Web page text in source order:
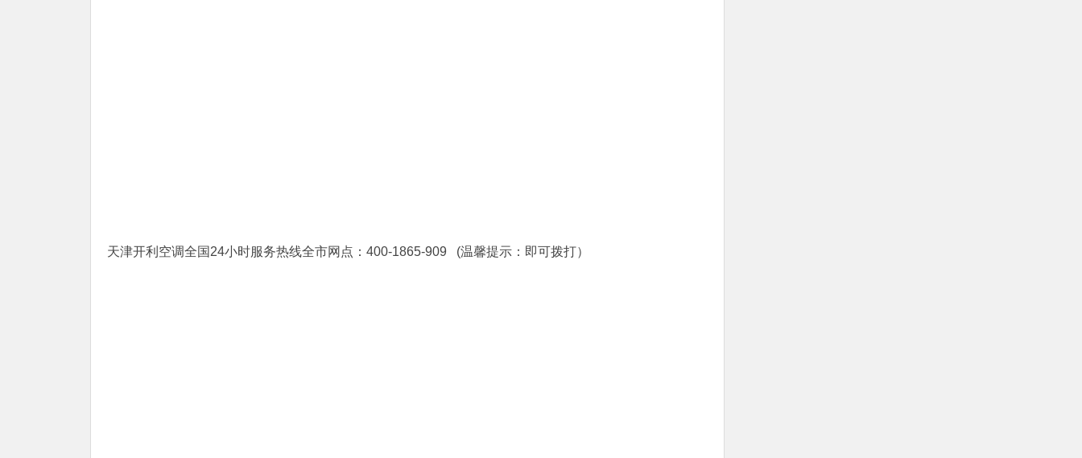
天津开利空调全国24小时服务热线全市网点：400-1865-909 (温馨提示：即可拨打）